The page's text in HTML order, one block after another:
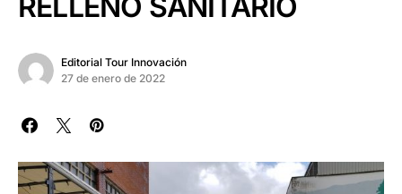
Editorial Tour Innovación
27 de enero de 2022